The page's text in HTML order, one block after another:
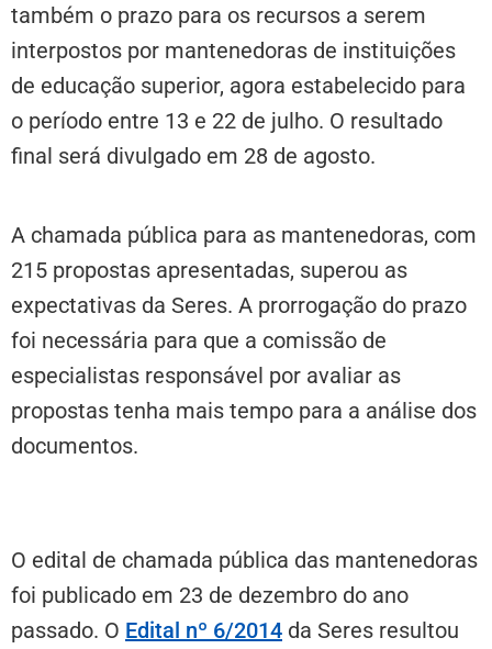
também o prazo para os recursos a serem
interpostos por mantenedoras de instituições
de educação superior, agora estabelecido para
o período entre 13 e 22 de julho. O resultado
final será divulgado em 28 de agosto.
A chamada pública para as mantenedoras, com
215 propostas apresentadas, superou as
expectativas da Seres. A prorrogação do prazo
foi necessária para que a comissão de
especialistas responsável por avaliar as
propostas tenha mais tempo para a análise dos
documentos.
O edital de chamada pública das mantenedoras
foi publicado em 23 de dezembro do ano
passado. O Edital nº 6/2014 da Seres resultou